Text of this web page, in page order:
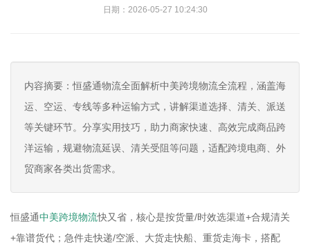
日期：2026-05-27 10:24:30
内容摘要：恒盛通物流全面解析中美跨境物流全流程，涵盖海
运、空运、专线等多种运输方式，讲解渠道选择、清关、派送
等关键环节。分享实用技巧，助力商家快速、高效完成商品跨
洋运输，规避物流延误、清关受阻等问题，适配跨境电商、外
贸商家各类出货需求。
恒盛通中美跨境物流快又省，核心是按货量/时效选渠道+合规清关
+靠谱货代；急件走快递/空派、大货走快船、重货走海卡，搭配